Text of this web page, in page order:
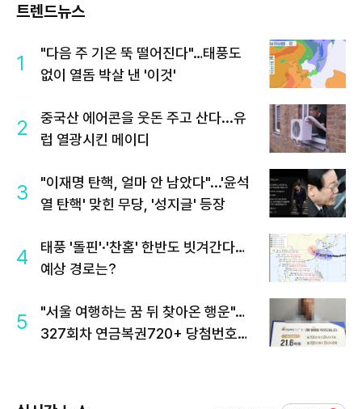
트렌드뉴스
1
"다음 주 기온 뚝 떨어진다"…태풍도
없이 열돔 박살 낸 '이것'
2
중국산 에어콘을 웃돈 주고 산다...유
럽 열광시킨 메이디
3
"이재명 탄핵, 얼마 안 남았다"...'윤석
열 탄핵' 맞힌 무당, '성지글' 등장
4
태풍 '돌핀'·'찬홈' 한반도 빗겨간다…
예상 경로는?
5
"서울 여행하는 꿈 뒤 찾아온 행운"…
327회차 연금복권720+ 당첨번호조